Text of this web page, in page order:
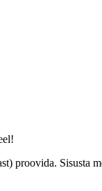
proovida. Sisusta